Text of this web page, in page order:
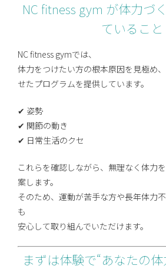
NC fitness gym が体力づ
ていること
NC fitness gymでは、
体力をつけたい方の根本原因を見極め
せたプログラムを提供しています。
✔ 姿勢
✔ 関節の動き
✔ 日常生活のクセ
これらを確認しながら、無理なく体力
案します。
そのため、運動が苦手な方や長年体力
も
安心して取り組んでいただけます。
まずは体験で“あなたの